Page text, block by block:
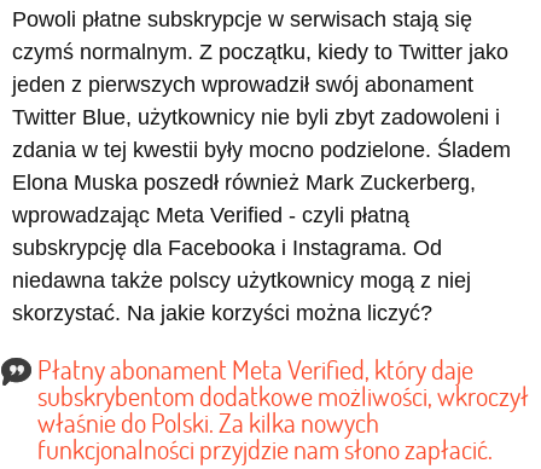
Powoli płatne subskrypcje w serwisach stają się
czymś normalnym. Z początku, kiedy to Twitter jako
jeden z pierwszych wprowadził swój abonament
Twitter Blue, użytkownicy nie byli zbyt zadowoleni i
zdania w tej kwestii były mocno podzielone. Śladem
Elona Muska poszedł również Mark Zuckerberg,
wprowadzając Meta Verified - czyli płatną
subskrypcję dla Facebooka i Instagrama. Od
niedawna także polscy użytkownicy mogą z niej
skorzystać. Na jakie korzyści można liczyć?
Płatny abonament Meta Verified, który daje
subskrybentom dodatkowe możliwości, wkroczył
właśnie do Polski. Za kilka nowych
funkcjonalności przyjdzie nam słono zapłacić.